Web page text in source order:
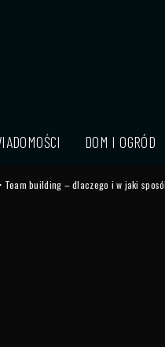
DOM I OGRÓD
Team building – dlaczego i w jaki